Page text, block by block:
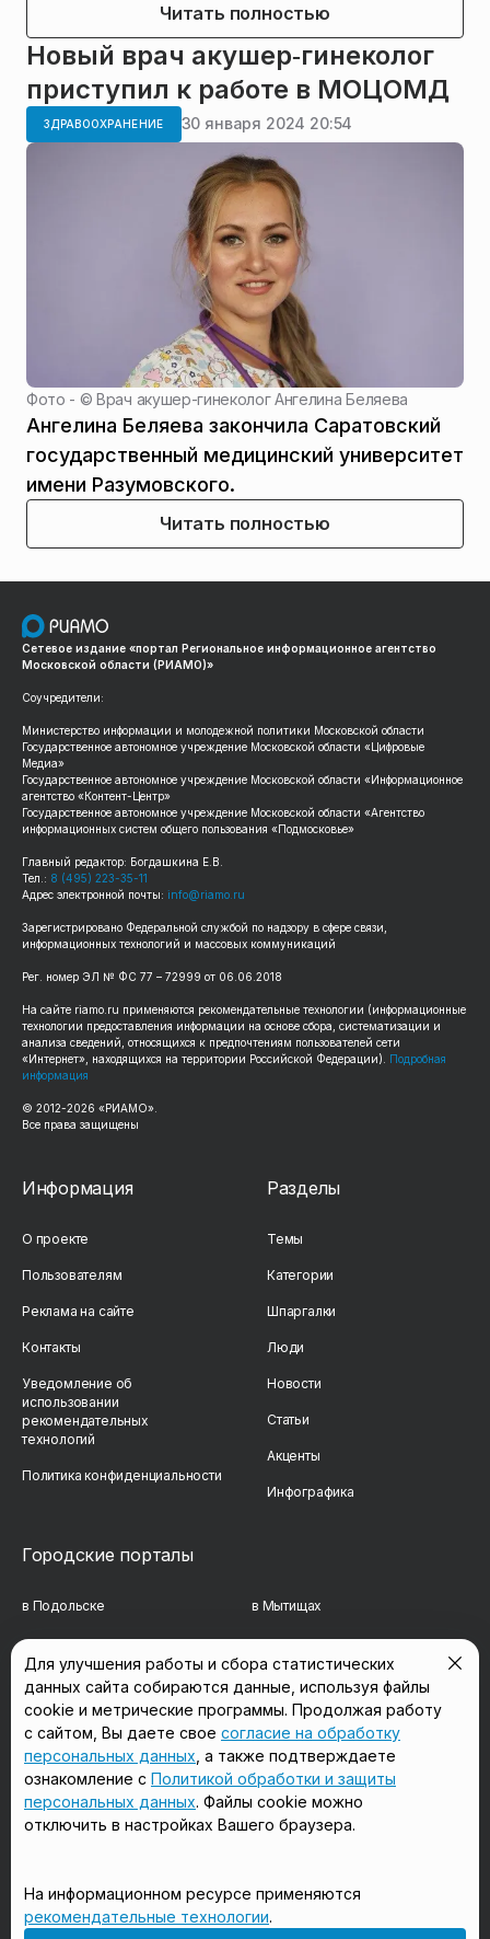
Читать полностью
Новый врач акушер‑гинеколог
приступил к работе в МОЦОМД
ЗДРАВООХРАНЕНИЕ 30 января 2024 20:54
Фото - ©Врач акушер-гинеколог Ангелина Беляева
Ангелина Беляева закончила Саратовский
государственный медицинский университет
имени Разумовского.
Читать полностью
Сетевое издание «портал Региональное информационное агентство
Московской области (РИАМО)»
Соучредители:
Министерство информации и молодежной политики Московской области
Государственное автономное учреждение Московской области «Цифровые
Медиа»
Государственное автономное учреждение Московской области «Информационное
агентство «Контент-Центр»
Государственное автономное учреждение Московской области «Агентство
информационных систем общего пользования «Подмосковье»
Главный редактор: Богдашкина Е.В.
Тел.: 8 (495) 223-35-11
Адрес электронной почты: info@riamo.ru
Зарегистрировано Федеральной службой по надзору в сфере связи,
информационных технологий и массовых коммуникаций
Рег. номер ЭЛ № ФС 77 – 72999 от 06.06.2018
На сайте riamo.ru применяются рекомендательные технологии (информационные
технологии предоставления информации на основе сбора, систематизации и
анализа сведений, относящихся к предпочтениям пользователей сети
«Интернет», находящихся на территории Российской Федерации). Подробная
информация
© 2012-2026 «РИАМО».
Все права защищены
Информация
О проекте
Пользователям
Реклама на сайте
Контакты
Уведомление об
использовании
рекомендательных
технологий
Политика конфиденциальности
Разделы
Темы
Категории
Шпаргалки
Люди
Новости
Статьи
Акценты
Инфографика
Городские порталы
в Подольске в Мытищах
в Сергиевом Посаде в Люберцах
в Красногорске в Королёве
в Домодедово в Щёлково
Мы в соцсетях
Для улучшения работы и сбора статистических
данных сайта собираются данные, используя файлы
cookie и метрические программы. Продолжая работу
с сайтом, Вы даете свое согласие на обработку
персональных данных , а также подтверждаете
ознакомление с Политикой обработки и защиты
персональных данных. Файлы cookie можно
отключить в настройках Вашего браузера.
На информационном ресурсе применяются
рекомендательные технологии.